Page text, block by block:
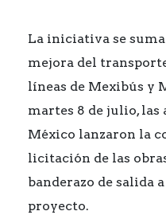
La iniciativa se
mejora del
líneas de Mexibús y
martes 8 de julio, las
México lanzaron la
licitación de las
banderazo de salida
proyecto.